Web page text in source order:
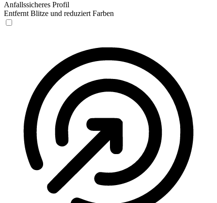
Anfallssicheres Profil
Entfernt Blitze und reduziert Farben